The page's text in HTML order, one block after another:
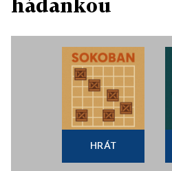
hádankou
HRÁT